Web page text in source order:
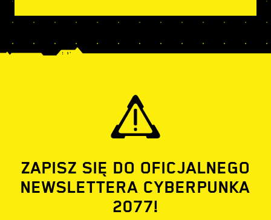
ZAPISZ SIĘ DO OFICJALNEGO
NEWSLETTERA CYBERPUNKA
2077!